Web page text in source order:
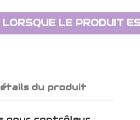
LE PRODUIT
du produit